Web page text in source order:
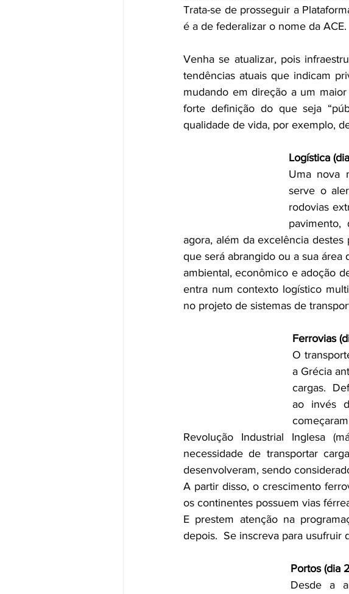
Trata-se de prosseguir a
é a de federalizar o nome da
Venha se atualizar, pois
tendências atuais que indicam
mudando em direção a um
forte definição do que seja
qualidade de vida, por exemplo,
Logística
Uma nova
serve o
rodovias
agora, além da excelência
que será abrangido ou a sua
ambiental, econômico e adoção
entra num contexto logístico
no projeto de sistemas de
Ferrovias
O
a Grécia
cargas.
ao invés
Revolução Industrial Inglesa
necessidade de transportar
desenvolveram, sendo
A partir disso, o crescimento
os continentes possuem vias
E prestem atenção na
depois.  Se inscreva para usufruir
Portos (dia
Desde a